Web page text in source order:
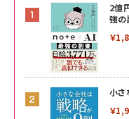
2億
強の
￥
小さ
￥